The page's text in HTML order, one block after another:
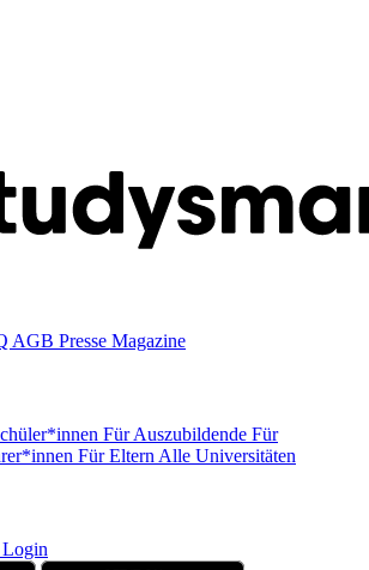
AGB Presse Magazine
Für Auszubildende Für
Für Eltern Alle Universitäten
Login